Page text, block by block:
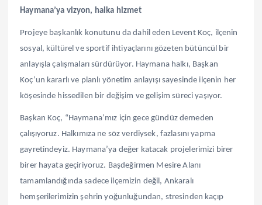
Haymana’ya vizyon, halka hizmet
Projeye başkanlık konutunu da dahil eden Levent Koç, ilçenin
sosyal, kültürel ve sportif ihtiyaçlarını gözeten bütüncül bir
anlayışla çalışmaları sürdürüyor. Haymana halkı, Başkan
Koç’un kararlı ve planlı yönetim anlayışı sayesinde ilçenin her
köşesinde hissedilen bir değişim ve gelişim süreci yaşıyor.
Başkan Koç, “Haymana’mız için gece gündüz demeden
çalışıyoruz. Halkımıza ne söz verdiysek, fazlasını yapma
gayretindeyiz. Haymana’ya değer katacak projelerimizi birer
birer hayata geçiriyoruz. Başdeğirmen Mesire Alanı
tamamlandığında sadece ilçemizin değil, Ankaralı
hemşerilerimizin şehrin yoğunluğundan, stresinden kaçıp